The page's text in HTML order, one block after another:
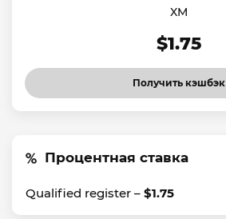
XM
$1.75
Получить кэшбэк
Процентная ставка
Qualified register – $1.75